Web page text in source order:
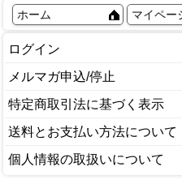
ホーム マイペー
ログイン
メルマガ申込/停止
特定商取引法に基づく表示
送料とお支払い方法について
個人情報の取扱いについて